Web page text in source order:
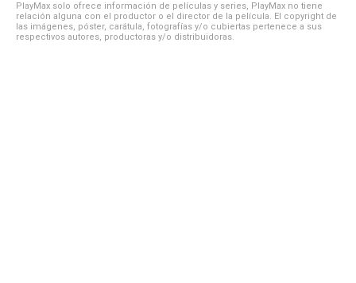
PlayMax solo ofrece información de películas y series, PlayMax no tiene
relación alguna con el productor o el director de la película. El copyright de
las imágenes, póster, carátula, fotografías y/o cubiertas pertenece a sus
respectivos autores, productoras y/o distribuidoras.